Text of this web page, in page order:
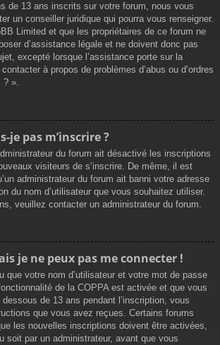
de 13 ans inscrits sur votre forum, nous vous
un conseiller juridique qui pourra vous renseigner.
Limited et que les propriétaires de ce forum ne
d’assistance légale et ne doivent donc pas
excepté lorsque l’assistance porte sur la
à propos de problèmes d’abus ou d’ordres
? ».
je pas m’inscrire ?
du forum ait désactivé les inscriptions
visiteurs de s’inscrire. De même, il est
administrateur du forum ait banni votre adresse
du nom d’utilisateur que vous souhaitez utiliser.
veuillez contacter un administrateur du forum.
je ne peux pas me connecter !
que votre nom d’utilisateur et votre mot de passe
de la COPPA est activée et que vous
de 13 ans pendant l’inscription, vous
que vous avez reçues. Certains forums
les nouvelles inscriptions doivent être activées,
soit par un administrateur, avant que vous